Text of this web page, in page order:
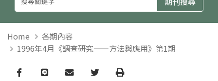
Home
各期內容
1996年4月《調查研究——方法與應用》第1期
Facebook
line email TwitterPrint